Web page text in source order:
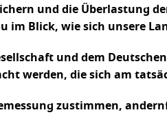
und die Überlastung
im Blick, wie sich unsere
und dem
werden, die sich am
zustimmen,